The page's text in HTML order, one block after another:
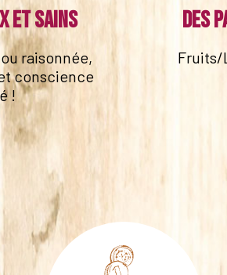
et sains
raisonnée,
conscience
!
Des
Fruits/